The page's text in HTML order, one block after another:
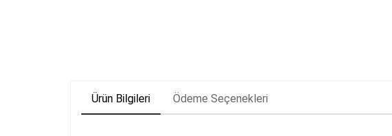
Ürün Bilgileri Ödeme Seçenekleri